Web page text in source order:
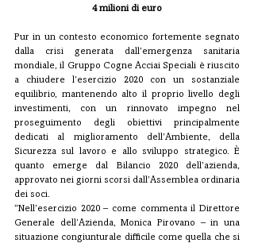
4 milioni di euro
Pur in un contesto economico fortemente segnato
dalla crisi generata dall’emergenza sanitaria
mondiale, il Gruppo Cogne Acciai Speciali è riuscito
a chiudere l’esercizio 2020 con un sostanziale
equilibrio, mantenendo alto il proprio livello degli
investimenti, con un rinnovato impegno nel
proseguimento degli obiettivi principalmente
dedicati al miglioramento dell’Ambiente, della
Sicurezza sul lavoro e allo sviluppo strategico. È
quanto emerge dal Bilancio 2020 dell’azienda,
approvato nei giorni scorsi dall’Assemblea ordinaria
dei soci.
“Nell’esercizio 2020 – come commenta il Direttore
Generale dell’Azienda, Monica Pirovano – in una
situazione congiunturale difficile come quella che si